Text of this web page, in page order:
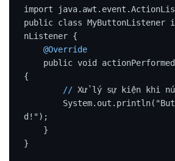
import
public class MyButtonListener
nListener {
@Override
{
// Xử lý sự kiện khi
d!");
}